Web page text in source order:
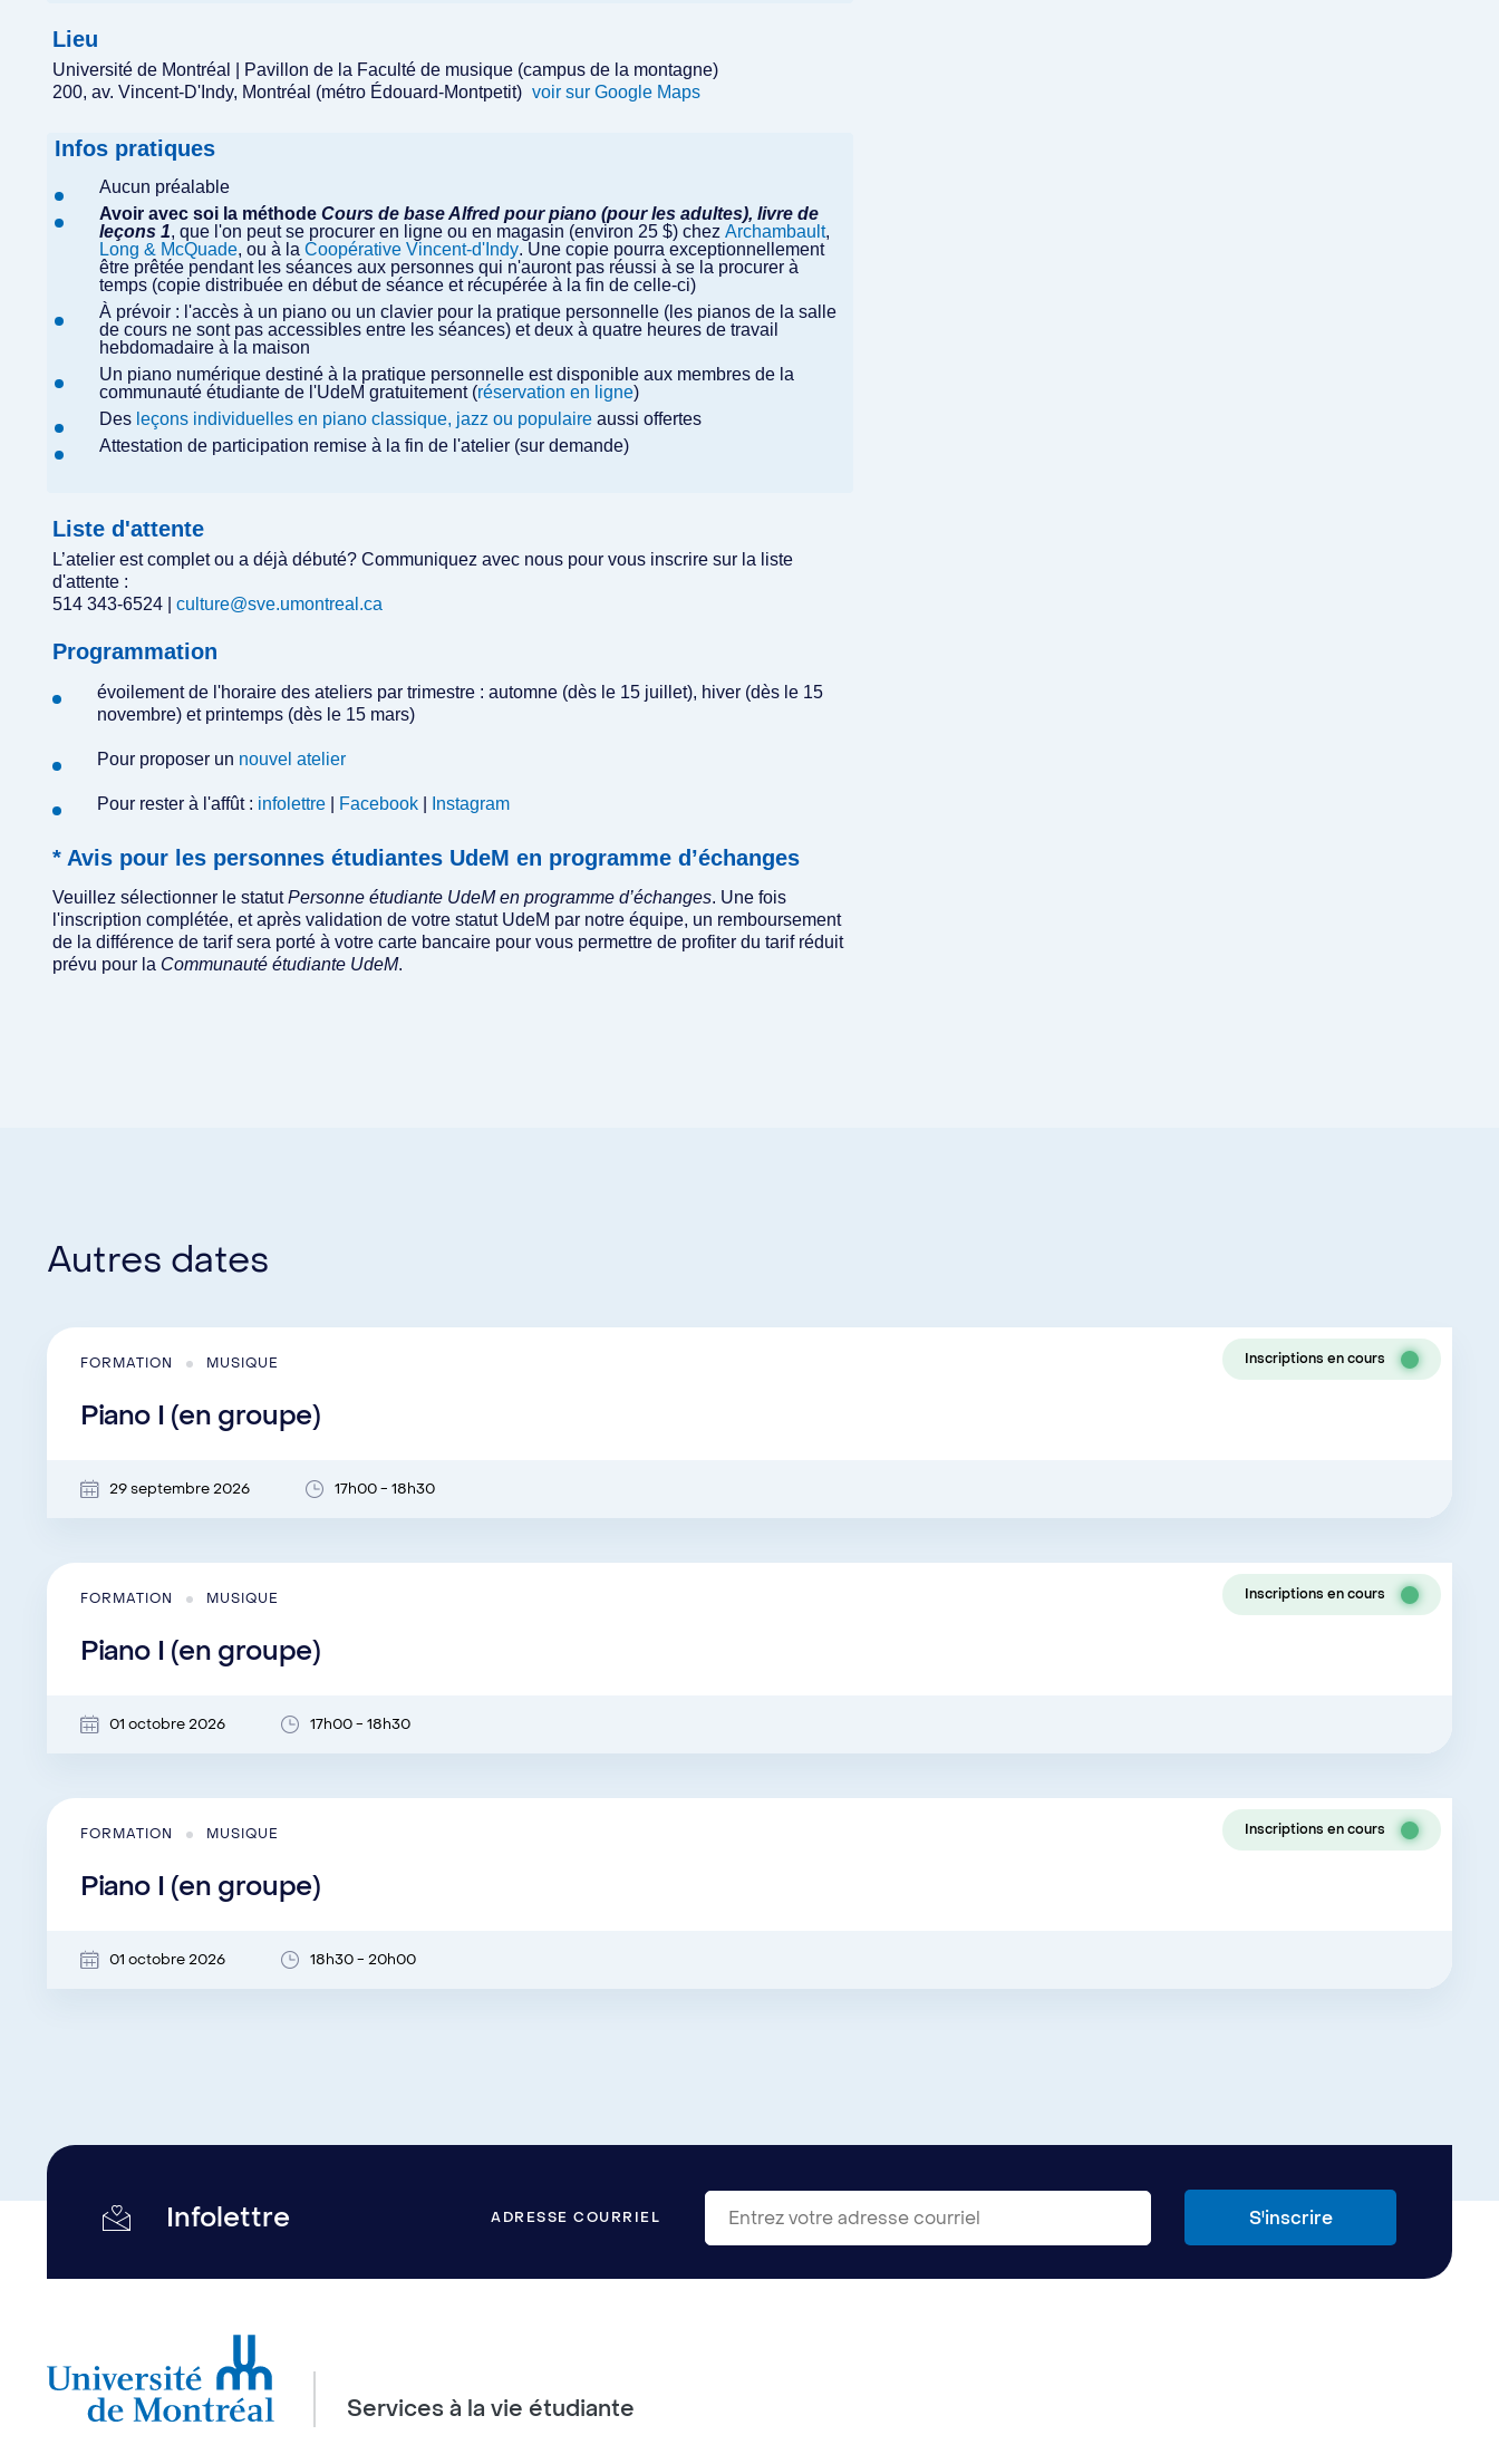
Lieu
Université de Montréal | Pavillon de la Faculté de musique (campus de la montagne)
200, av. Vincent-D'Indy, Montréal (métro Édouard-Montpetit) voir sur Google Maps
Infos pratiques
Aucun préalable
Avoir avec soi la méthode Cours de base Alfred pour piano (pour les adultes), livre de
leçons 1, que l'on peut se procurer en ligne ou en magasin (environ 25 $) chez Archambault,
Long & McQuade, ou à la Coopérative Vincent-d'Indy. Une copie pourra exceptionnellement
être prêtée pendant les séances aux personnes qui n'auront pas réussi à se la procurer à
temps (copie distribuée en début de séance et récupérée à la fin de celle-ci)
À prévoir : l'accès à un piano ou un clavier pour la pratique personnelle (les pianos de la salle
de cours ne sont pas accessibles entre les séances) et deux à quatre heures de travail
hebdomadaire à la maison
Un piano numérique destiné à la pratique personnelle est disponible aux membres de la
communauté étudiante de l'UdeM gratuitement (réservation en ligne)
Des leçons individuelles en piano classique, jazz ou populaire aussi offertes
Attestation de participation remise à la fin de l'atelier (sur demande)
Liste d'attente
L’atelier est complet ou a déjà débuté? Communiquez avec nous pour vous inscrire sur la liste
d'attente :
514 343-6524 | culture@sve.umontreal.ca
Programmation
évoilement de l'horaire des ateliers par trimestre : automne (dès le 15 juillet), hiver (dès le 15
novembre) et printemps (dès le 15 mars)
Pour proposer un nouvel atelier
Pour rester à l'affût : infolettre Facebook Instagram
* Avis pour les personnes étudiantes UdeM en programme d’échanges
Veuillez sélectionner le statutPersonne étudiante UdeM en programme d’échanges. Une fois
l'inscription complétée, et après validation de votre statut UdeM par notre équipe, un remboursement
de la différence de tarif sera porté à votre carte bancaire pour vous permettre de profiter du tarif réduit
prévu pour la Communauté étudiante UdeM.
Autres dates
FORMATION MUSIQUE Inscriptions en cours
Piano I (en groupe)
29 septembre 2026 17h00 - 18h30
FORMATION MUSIQUE Inscriptions en cours
Piano I (en groupe)
01 octobre 2026 17h00 - 18h30
FORMATION MUSIQUE Inscriptions en cours
Piano I (en groupe)
01 octobre 2026 18h30 - 20h00
Infolettre ADRESSE COURRIEL
Services à la vie étudiante